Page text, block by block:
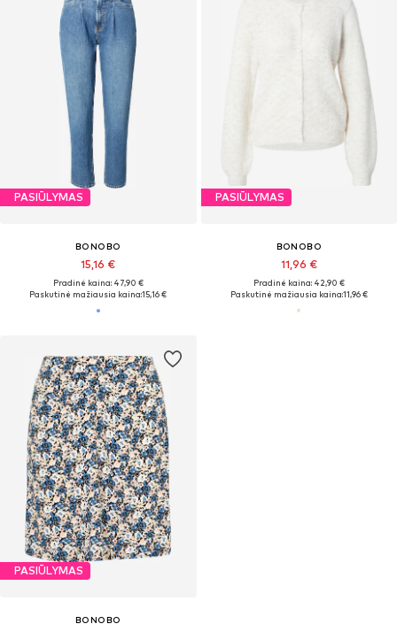
PASIŪLYMAS
BONOBO
15,16 €
Pradinė kaina: 47,90 €
Paskutinė mažiausia kaina:15,16 €
PASIŪLYMAS
BONOBO
11,96 €
Pradinė kaina: 42,90 €
Paskutinė mažiausia kaina:11,96 €
PASIŪLYMAS
BONOBO